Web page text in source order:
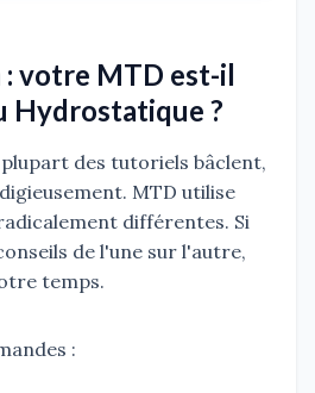
votre MTD est-il
Hydrostatique ?
des tutoriels bâclent,
MTD utilise
différentes. Si
de l'une sur l'autre,
temps.
: